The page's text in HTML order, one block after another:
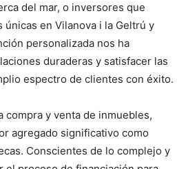
del mar, o inversores que
en Vilanova i la Geltrú y
personalizada nos ha
duraderas y satisfacer las
espectro de clientes con éxito.
compra y venta de inmuebles,
agregado significativo como
Conscientes de lo complejo y